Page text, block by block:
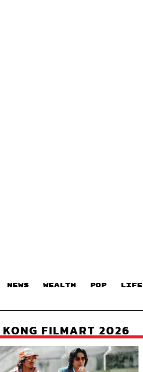
NEWS WEALTH POP LIFE
KONG FILMART 2026